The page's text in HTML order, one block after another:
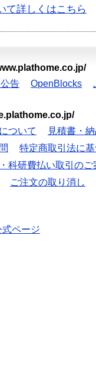
て詳しくはこちら
告 OpenBlocks
ついて
見積書・
特定商取引法に
科研費払い取引のご
ご注文の取り消し
ページ